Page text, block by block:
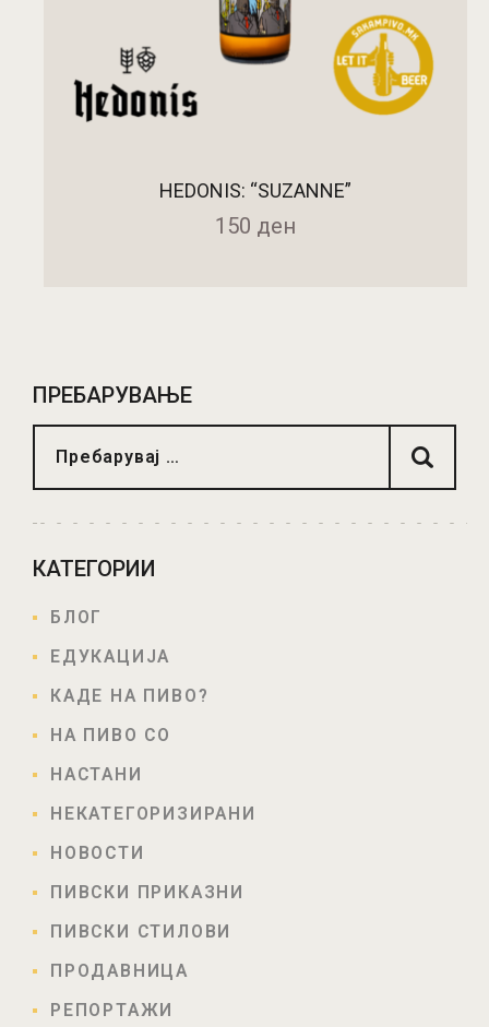
HEDONIS: “SUZANNE”
150 ден
ПРЕБАРУВАЊЕ
КАТЕГОРИИ
БЛОГ
ЕДУКАЦИЈА
КАДЕ НА ПИВО?
НА ПИВО СО
НАСТАНИ
НЕКАТЕГОРИЗИРАНИ
НОВОСТИ
ПИВСКИ ПРИКАЗНИ
ПИВСКИ СТИЛОВИ
ПРОДАВНИЦА
РЕПОРТАЖИ